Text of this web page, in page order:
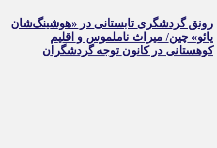
رونق گردشگری تابستانی در «هوشینگ‌شان
یائو» چین/ میراث ناملموس و اقلیم
کوهستانی در کانون توجه گردشگران